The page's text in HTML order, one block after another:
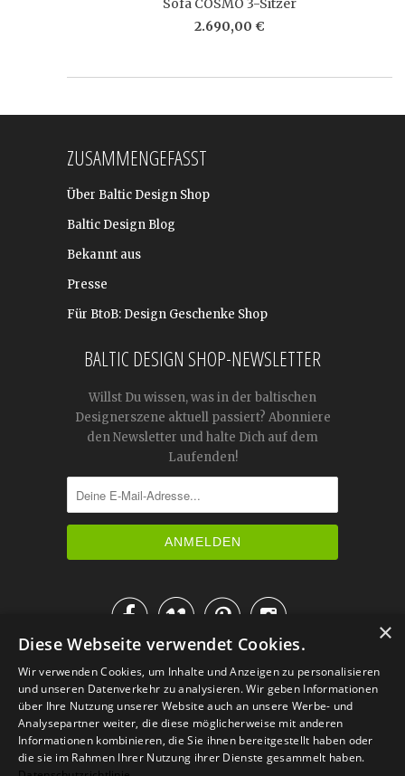
2.690,00 €
ZUSAMMENGEFASST
Über Baltic Design Shop
Baltic Design Blog
Bekannt aus
Presse
Für BtoB: Design Geschenke Shop
BALTIC DESIGN SHOP-NEWSLETTER
Willst Du wissen, was in der baltischen
Designerszene aktuell passiert? Abonniere
den Newsletter und halte Dich auf dem
Laufenden!

IM KATALOG BLÄTTERN
×
Diese Webseite verwendet Cookies.
Wir verwenden Cookies, um Inhalte und Anzeigen zu personalisieren
und unseren Datenverkehr zu analysieren. Wir geben Informationen
über Ihre Nutzung unserer Website auch an unsere Werbe- und
Analysepartner weiter, die diese möglicherweise mit anderen
Informationen kombinieren, die Sie ihnen bereitgestellt haben oder
die sie im Rahmen Ihrer Nutzung ihrer Dienste gesammelt haben.